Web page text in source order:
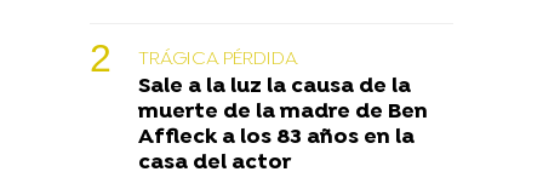
TRÁGICA PÉRDIDA
Sale a la luz la causa de la
muerte de la madre de Ben
Affleck a los 83 años en la
casa del actor